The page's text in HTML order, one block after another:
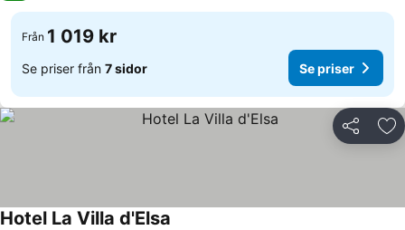
Från 1 019 kr
Se priser från 7 sidor Se priser
Dela
Hotel La Villa d'Elsa